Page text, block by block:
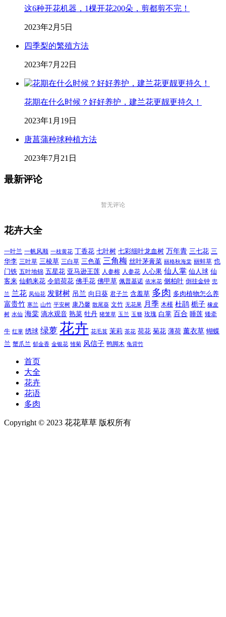
这6种开花机器，1棵开花200朵，剪都剪不完！
2023年2月5日
四季梨的繁殖方法
2023年7月22日
花期在什么时候？好好养护，建兰花更靓更持久！
2023年1月19日
唐菖蒲种球种植方法
2023年7月21日
最新评论
暂无评论
花卉大全
一叶兰 一帆风顺 一枝黄花 丁香花 七叶树 七彩细叶龙血树 万年青 三七花 三
华李 三叶草 三棱草 三白草 三色堇 三角梅 丝叶茅膏菜 丽格秋海棠 丽蚌草 也
门铁 五叶地锦 五星花 亚马逊王莲 人参榕 人参花 人心果 仙人掌 仙人球 仙
客来 仙鹤来花 令箭荷花 佛手花 佛甲草 佩普基诺 依米花 侧柏叶 倒挂金钟 兜
兰 兰花 凤仙花 发财树 吊兰 向日葵 君子兰 含羞草 多肉 多肉植物怎么养
富贵竹 寒兰 山竹 平安树 康乃馨 散尾葵 文竹 无花果 月季 木槿 杜鹃 栀子 橡皮
树 水仙 海棠 滴水观音 熟菜 牡丹 猪笼草 玉兰 玉簪 玫瑰 白掌 百合 睡莲 矮牵
牛 红掌 绣球 绿萝 花卉 花毛茛 茉莉 茶花 荷花 菊花 薄荷 薰衣草 蝴蝶
兰 蟹爪兰 郁金香 金银花 雏菊 风信子 鸭脚木 龟背竹
首页
大全
花卉
花语
多肉
Copyright © 2023 花花草草 版权所有